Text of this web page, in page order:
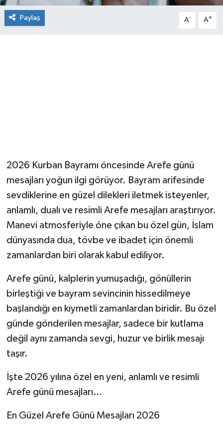
Paylaş A- A+
2026 Kurban Bayramı öncesinde Arefe günü
mesajları yoğun ilgi görüyor. Bayram arifesinde
sevdiklerine en güzel dilekleri iletmek isteyenler,
anlamlı, dualı ve resimli Arefe mesajları araştırıyor.
Manevi atmosferiyle öne çıkan bu özel gün, İslam
dünyasında dua, tövbe ve ibadet için önemli
zamanlardan biri olarak kabul ediliyor.
Arefe günü, kalplerin yumuşadığı, gönüllerin
birleştiği ve bayram sevincinin hissedilmeye
başlandığı en kıymetli zamanlardan biridir. Bu özel
günde gönderilen mesajlar, sadece bir kutlama
değil aynı zamanda sevgi, huzur ve birlik mesajı
taşır.
İşte 2026 yılına özel en yeni, anlamlı ve resimli
Arefe günü mesajları…
En Güzel Arefe Günü Mesajları 2026